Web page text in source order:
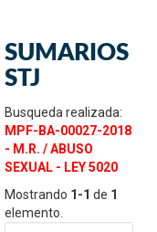
SUMARIOS
STJ
Busqueda realizada:
MPF-BA-00027-2018
- M.R. / ABUSO
SEXUAL - LEY 5020
Mostrando 1-1 de 1
elemento.